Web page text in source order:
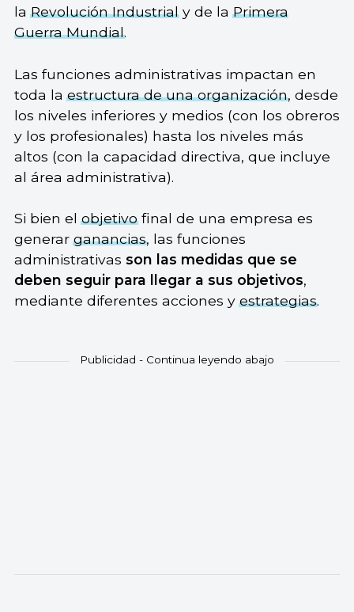
laRevolución Industrialy de laPrimera
Guerra Mundial.
Las funciones administrativas impactan en
toda laestructura de una organización, desde
los niveles inferiores y medios (con los obreros
y los profesionales) hasta los niveles más
altos (con la capacidad directiva, que incluye
al área administrativa).
Si bien elobjetivofinal de una empresa es
generarganancias, las funciones
administrativas son las medidas que se
deben seguir para llegar a sus objetivos,
mediante diferentes acciones yestrategias.